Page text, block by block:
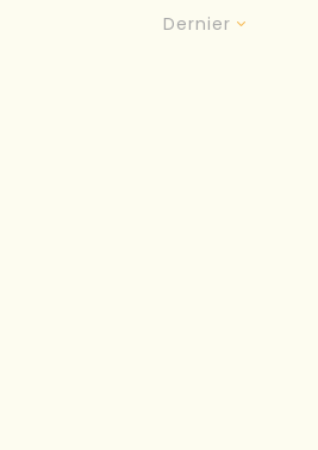
Dernier